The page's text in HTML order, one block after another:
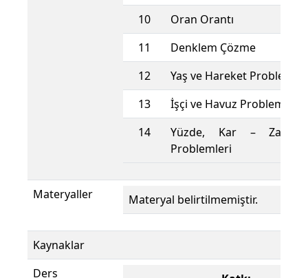
10
Oran Orantı
11
Denklem Çözme
12
Yaş ve Hareket
13
İşçi ve Havuz Problemleri
14
Yüzde, Kar – Zarar
Problemleri
Materyaller Materyal belirtilmemiştir.
Kaynaklar
Ders